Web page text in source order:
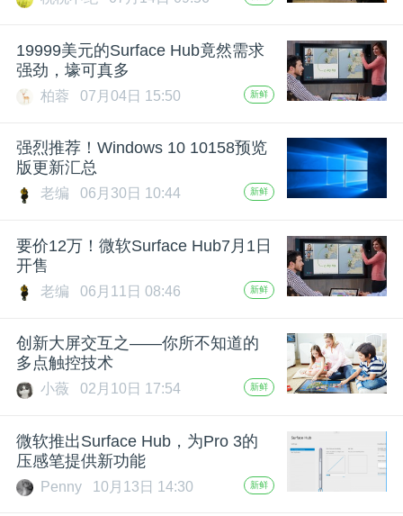
专
题
爱
搞
19999美元的Surface Hub竟然需求
强劲，壕可真多
柏蓉 07月04日 15:50 新鲜
强烈推荐！Windows 10 10158预览
版更新汇总
老编 06月30日 10:44 新鲜
要价12万！微软Surface Hub7月1日
开售
老编 06月11日 08:46 新鲜
创新大屏交互之——你所不知道的
多点触控技术
小薇 02月10日 17:54 新鲜
微软推出Surface Hub，为Pro 3的
压感笔提供新功能
Penny 10月13日 14:30 新鲜